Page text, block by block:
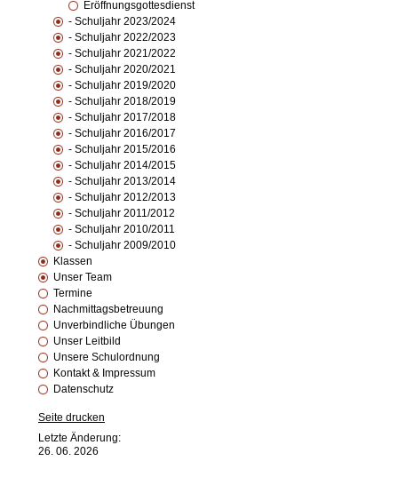
Eröffnungsgottesdienst
- Schuljahr 2023/2024
- Schuljahr 2022/2023
- Schuljahr 2021/2022
- Schuljahr 2020/2021
- Schuljahr 2019/2020
- Schuljahr 2018/2019
- Schuljahr 2017/2018
- Schuljahr 2016/2017
- Schuljahr 2015/2016
- Schuljahr 2014/2015
- Schuljahr 2013/2014
- Schuljahr 2012/2013
- Schuljahr 2011/2012
- Schuljahr 2010/2011
- Schuljahr 2009/2010
Klassen
Unser Team
Termine
Nachmittagsbetreuung
Unverbindliche Übungen
Unser Leitbild
Unsere Schulordnung
Kontakt & Impressum
Datenschutz
Seite drucken
Letzte Änderung:
26. 06. 2026